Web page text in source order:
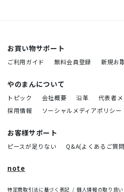
お買い物サポート
ご利用ガイド 無料会員登録 新規お
やのまんについて
トピック 会社概要 沿革 代表者
採用情報
ソーシャルメディアポリシー
お客様サポート
ピースが足りない Q&A(よくあるご質
note
特定商取引法に基づく表記 個人情報の取り扱